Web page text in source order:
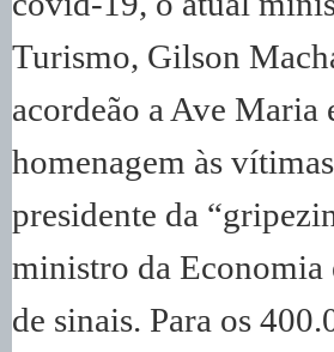
Turismo, Gilson
acordeão a Ave Maria
homenagem às
presidente da
ministro da Economia
de sinais. Para os